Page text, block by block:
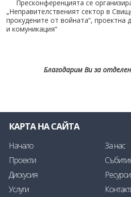
Пресконференцията се
„Неправителственият сектор в
прокудените от войната“,
и комуникация“
Благодарим Ви за
КАРТА НА САЙТА
Начало
За нас
Проекти
Дискусия
Ресурси
Услуги